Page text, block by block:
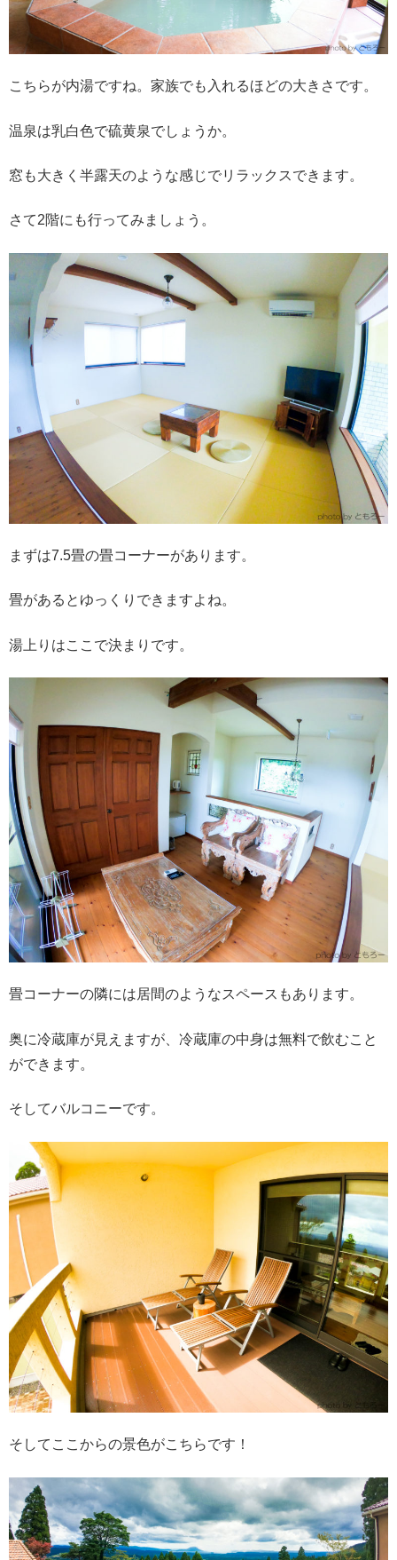
こちらが内湯ですね。家族でも入れるほどの大きさです。
温泉は乳白色で硫黄泉でしょうか。
窓も大きく半露天のような感じでリラックスできます。
さて2階にも行ってみましょう。
まずは7.5畳の畳コーナーがあります。
畳があるとゆっくりできますよね。
湯上りはここで決まりです。
畳コーナーの隣には居間のようなスペースもあります。
奥に冷蔵庫が見えますが、冷蔵庫の中身は無料で飲むこと
ができます。
そしてバルコニーです。
そしてここからの景色がこちらです！